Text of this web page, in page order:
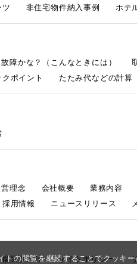
の閲覧を継続することでクッキ
ツ 非住宅物件納入事例 ホテ
故障かな？（こんなときには）
ポイント たたみ代などの計算
理念 会社概要 業務内容
採用情報 ニュースリリース
保護方針 サイトポリシー